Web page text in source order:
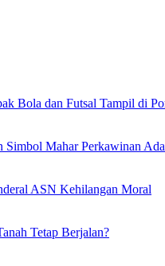
Bola dan Futsal Tampil di
Simbol Mahar Perkawinan
ASN Kehilangan Moral
Tetap Berjalan?